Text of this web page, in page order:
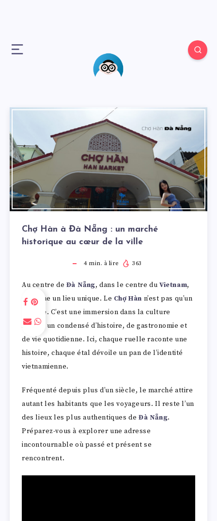
Chợ Hàn à Đà Nẵng : un marché
historique au cœur de la ville
4min. à lire 363
Au centre de Đà Nẵng, dans le centre duVietnam,
se cache un lieu unique. Le Chợ Hàn n’est pas qu’un
marché. C’est une immersion dans la culture
locale, un condensé d’histoire, de gastronomie et
de vie quotidienne. Ici, chaque ruelle raconte une
histoire, chaque étal dévoile un pan de l’identité
vietnamienne.
Fréquenté depuis plus d’un siècle, le marché attire
autant les habitants que les voyageurs. Il reste l’un
des lieux les plus authentiques deĐà Nẵng.
Préparez-vous à explorer une adresse
incontournable où passé et présent se
rencontrent.